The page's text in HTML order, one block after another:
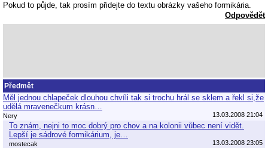
Pokud to půjde, tak prosím přidejte do textu obrázky vašeho formikária.
Odpovědět
Předmět
Měl jednou chlapeček dlouhou chvíli tak si trochu hrál se sklem a řekl si,že
udělá mravenečkum krásn…
Nery 13.03.2008 21:04
To znám, nejni to moc dobrý pro chov a na kolonii vůbec není vidět.
Lepší je sádrové formikárium, je…
mostecak 13.03.2008 23:05